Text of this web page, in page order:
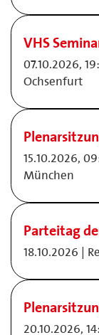
VHS
07.10.2026,
Ochsenfurt
15.10.2026,
München
Parteitag
18.10.2026 |
20.10.2026,